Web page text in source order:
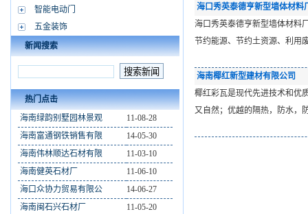
智能电动门
五金装饰
新闻搜索
热门点击
海南绿韵别墅园林景观
11-08-28
海南富通钢铁销售有限
14-05-30
海南伟林顺达石材有限
11-03-10
海南健英石材厂
11-06-10
海口众协力贸易有限公
14-06-27
海南闽石兴石材厂
11-05-20
海口秀英泰德亨新型墙体材料
海口秀英泰德亨新型墙体材料
节约能源、节约土资源、利用
海南椰红新型建材有限公司
椰红彩瓦是现代先进技术和优
又自然；优越的隔热，防水，